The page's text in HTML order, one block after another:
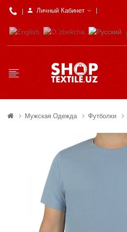
Личный Кабинет
Мужская Одежда Футболки